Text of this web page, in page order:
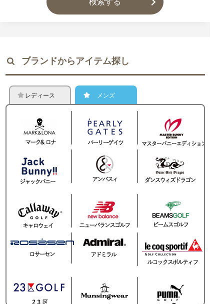
検索する
ブランドからアイテム探し
レディース メンズ